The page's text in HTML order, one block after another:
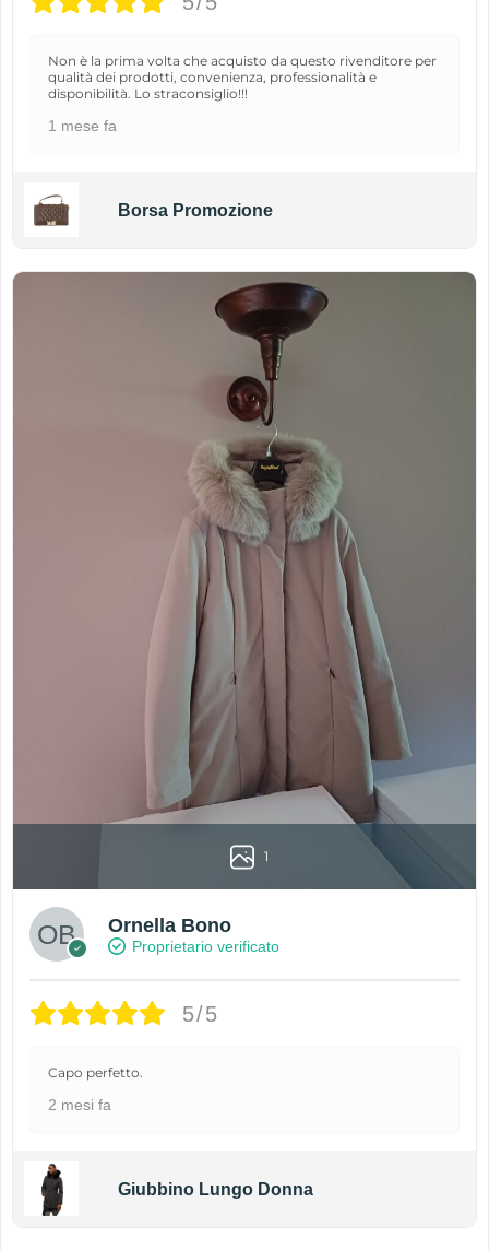
Non è la prima volta che acquisto da questo rivenditore per
qualità dei prodotti, convenienza, professionalità e
disponibilità. Lo straconsiglio!!!
1 mese fa
Borsa Promozione
1
Ornella Bono
Proprietario verificato
5/5
Capo perfetto.
2 mesi fa
Giubbino Lungo Donna